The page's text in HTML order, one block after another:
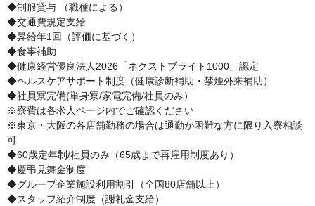
◆制服貸与 （職種による）
◆交通費規定支給
◆昇給年1回（評価に基づく）
◆食事補助
◆健康経営優良法人2026「ネクストブライト1000」認定
◆ヘルスケアサポート制度（健康診断補助・禁煙外来補助）
◆社員寮完備(単身寮/家電完備/社員のみ）
※寮費は各求人ページ内でご確認ください
※東京・大阪の各店舗勤務の場合は通勤が困難な方に限り入寮相談
可
◆60歳定年制/社員のみ（65歳まで再雇用制度あり）
◆慶弔見舞金制度
◆グループ企業施設利用割引（全国80店舗以上）
◆スタッフ紹介制度（謝礼金支給）